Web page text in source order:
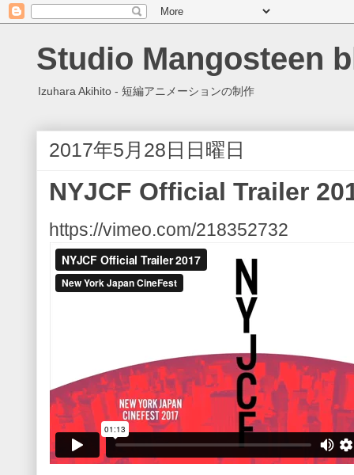
Studio Mangosteen
Izuhara Akihito - 短編アニメーションの制作
2017年5月28日日曜日
NYJCF Official Trailer
https://vimeo.com/218352732